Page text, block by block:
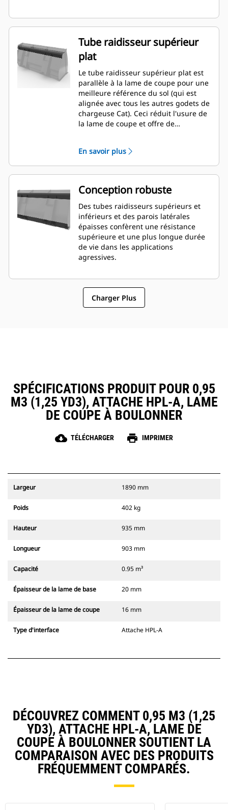
Tube raidisseur supérieur
plat
Le tube raidisseur supérieur plat est
parallèle à la lame de coupe pour une
meilleure référence du sol (qui est
alignée avec tous les autres godets de
chargeuse Cat). Ceci réduit l'usure de
la lame de coupe et offre de
lame peuvent être plus faciles à
évaluer depuis la cabine.
En savoir plus
Conception robuste
Des tubes raidisseurs supérieurs et
inférieurs et des parois latérales
épaisses confèrent une résistance
supérieure et une plus longue durée
de vie dans les applications
agressives.
Charger Plus
SPÉCIFICATIONS PRODUIT POUR 0,95
M3 (1,25 YD3), ATTACHE HPL-A, LAME
DE COUPE À BOULONNER
cloud_download TÉLÉCHARGER print IMPRIMER
Largeur 1890 mm
Poids 402 kg
Hauteur 935 mm
Longueur 903 mm
Capacité 0.95 m³
Épaisseur de la lame de base 20 mm
Épaisseur de la lame de coupe 16 mm
Type d'interface Attache HPL-A
DÉCOUVREZ COMMENT 0,95 M3 (1,25
YD3), ATTACHE HPL-A, LAME DE
COUPE À BOULONNER SOUTIENT LA
COMPARAISON AVEC DES PRODUITS
FRÉQUEMMENT COMPARÉS.